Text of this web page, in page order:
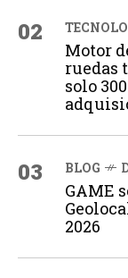
02
Motor
ruedas
solo
03 BLOG
GAME
2026